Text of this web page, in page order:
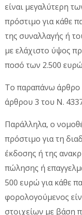
είναι μεγαλύτερη
πρόστιμο για κάθε
της συναλλαγής ή
με ελάχιστο ύψος
ποσό των 2.500
Το παραπάνω άρθρο
άρθρου 3 του Ν.
Παράλληλα, ο
πρόστιμο για τη
έκδοσης ή της
πώλησης ή
500 ευρώ για κάθε
φορολογούμενος
στοιχείων με βάση